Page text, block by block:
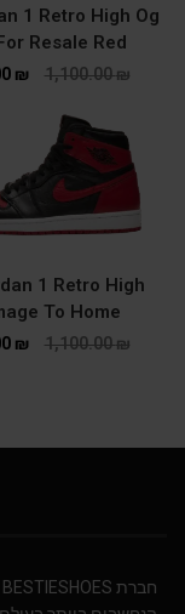
1 Retro High Og
Resale Red
1,100.00₪
₪
1 Retro High
To Home
1,100.00₪
₪